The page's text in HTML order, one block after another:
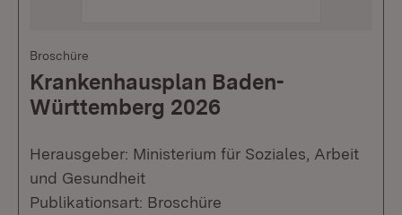
Broschüre
Krankenhausplan Baden-
Württemberg 2026
Herausgeber: Ministerium für Soziales, Arbeit
und Gesundheit
Publikationsart: Broschüre